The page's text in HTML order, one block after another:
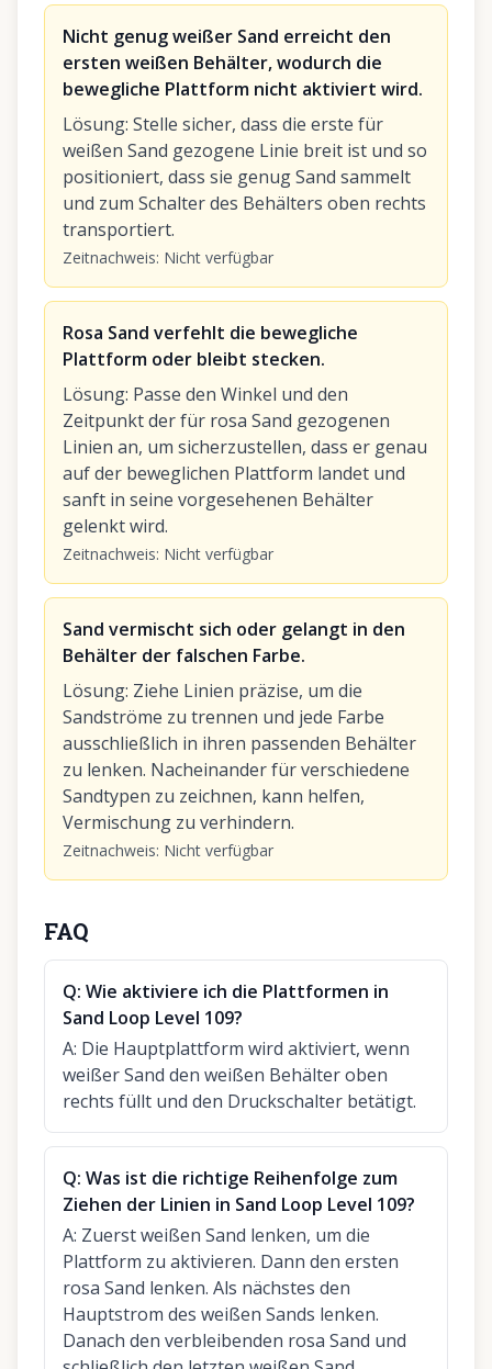
Nicht genug weißer Sand erreicht den
ersten weißen Behälter, wodurch die
bewegliche Plattform nicht aktiviert wird.
Lösung: Stelle sicher, dass die erste für
weißen Sand gezogene Linie breit ist und so
positioniert, dass sie genug Sand sammelt
und zum Schalter des Behälters oben rechts
transportiert.
Zeitnachweis: Nicht verfügbar
Rosa Sand verfehlt die bewegliche
Plattform oder bleibt stecken.
Lösung: Passe den Winkel und den
Zeitpunkt der für rosa Sand gezogenen
Linien an, um sicherzustellen, dass er genau
auf der beweglichen Plattform landet und
sanft in seine vorgesehenen Behälter
gelenkt wird.
Zeitnachweis: Nicht verfügbar
Sand vermischt sich oder gelangt in den
Behälter der falschen Farbe.
Lösung: Ziehe Linien präzise, um die
Sandströme zu trennen und jede Farbe
ausschließlich in ihren passenden Behälter
zu lenken. Nacheinander für verschiedene
Sandtypen zu zeichnen, kann helfen,
Vermischung zu verhindern.
Zeitnachweis: Nicht verfügbar
FAQ
Q: Wie aktiviere ich die Plattformen in
Sand Loop Level 109?
A: Die Hauptplattform wird aktiviert, wenn
weißer Sand den weißen Behälter oben
rechts füllt und den Druckschalter betätigt.
Q: Was ist die richtige Reihenfolge zum
Ziehen der Linien in Sand Loop Level 109?
A: Zuerst weißen Sand lenken, um die
Plattform zu aktivieren. Dann den ersten
rosa Sand lenken. Als nächstes den
Hauptstrom des weißen Sands lenken.
Danach den verbleibenden rosa Sand und